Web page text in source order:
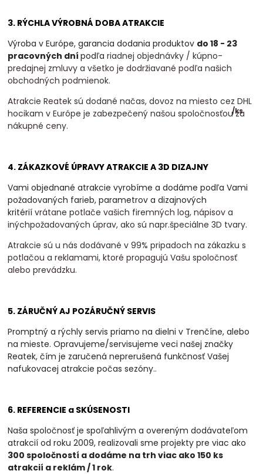
/ks
3. RÝCHLA VÝROBNÁ DOBA ATRAKCIE
Výroba v Európe, garancia dodania produktov do 18 - 23
pracovných dnípodľariadnej objednávky / kúpno-
predajnej zmluvy a všetko je dodržiavané podľa našich
obchodných podmienok.
Atrakcie Reatek sú dodané načas, dovoz na miesto cez DHL
hocikam v Európe je zabezpečený našou spoločnosťou za
nákupné ceny.
4. ZÁKAZKOVÉ ÚPRAVY ATRAKCIE A 3D DIZAJNY
Vami objednané atrakcie vyrobíme a dodáme podľa Vami
požadovaných farieb, parametrov a dizajnových
kritérií vrátane potlače vašich firemných log, nápisov a
inýchpožadovaných úprav, ako sú napr.špeciálne 3D tvary.
Atrakcie sú u nás dodávané v 99% pripadoch na zákazku s
potlačou a reklamami, ktoré propagujú Vašu spoločnosť
alebo prevádzku.
5. ZÁRUČNÝ AJ POZÁRUČNÝ SERVIS
Promptný a rýchly servis priamo na dielni v Trenčíne, alebo
na mieste. Opravujeme/servisujeme veci našej značky
Reatek, čím je zaručená neprerušená funkčnosť Vašej
nafukovacej atrakcie počas sezóny..
6. REFERENCIE a SKÚSENOSTI
Naša spoločnosť je spoľahlivým a overeným dodávateľom
atrakcií od roku 2009, realizovalisme projekty pre viac ako
300 spoločností a dodáme na trh viac ako 150 ks
atrakcií a reklám / 1 rok.